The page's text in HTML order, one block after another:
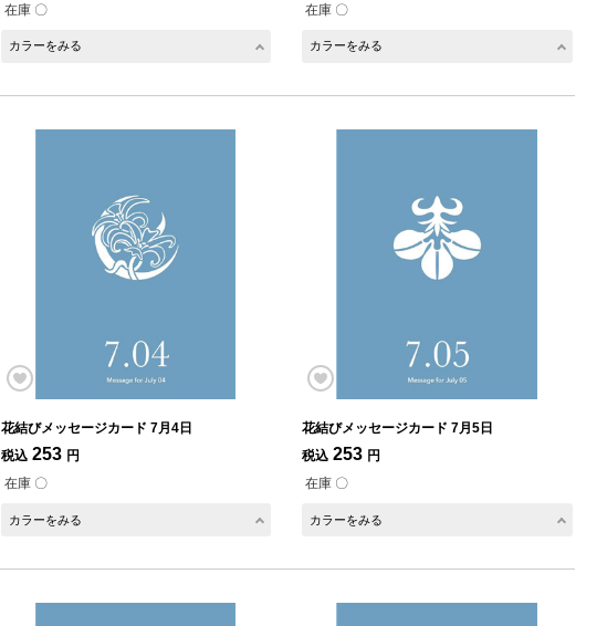
在庫 〇
カラーをみる
在庫 〇
カラーをみる
花結びメッセージカード 7月4日
税込 253 円
在庫 〇
カラーをみる
花結びメッセージカード 7月5日
税込 253 円
在庫 〇
カラーをみる